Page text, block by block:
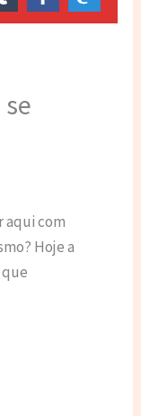
aqui com
Hoje a